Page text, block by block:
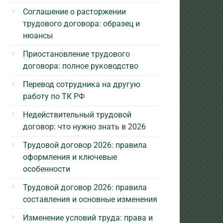
Соглашение о расторжении
трудового договора: образец и
нюансы
Приостановление трудового
договора: полное руководство
Перевод сотрудника на другую
работу по ТК РФ
Недействительный трудовой
договор: что нужно знать в 2026
Трудовой договор 2026: правила
оформления и ключевые
особенности
Трудовой договор 2026: правила
составления и основные изменения
Изменение условий труда: права и